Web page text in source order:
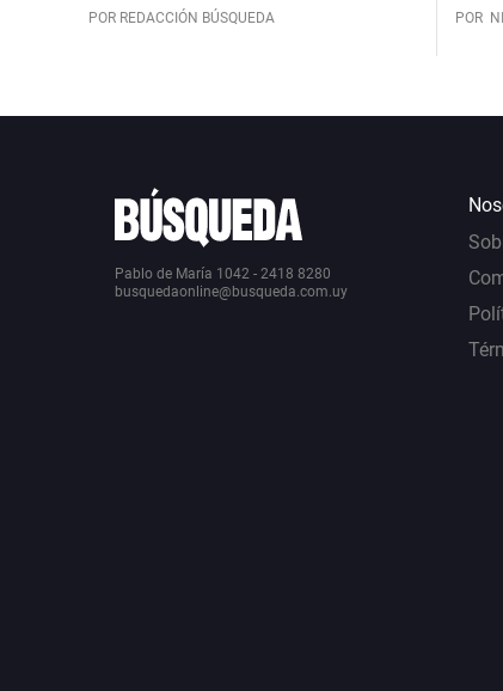
POR REDACCIÓN BÚSQUEDA POR
Pablo de María 1042 - 2418 8280
busquedaonline@busqueda.com.uy